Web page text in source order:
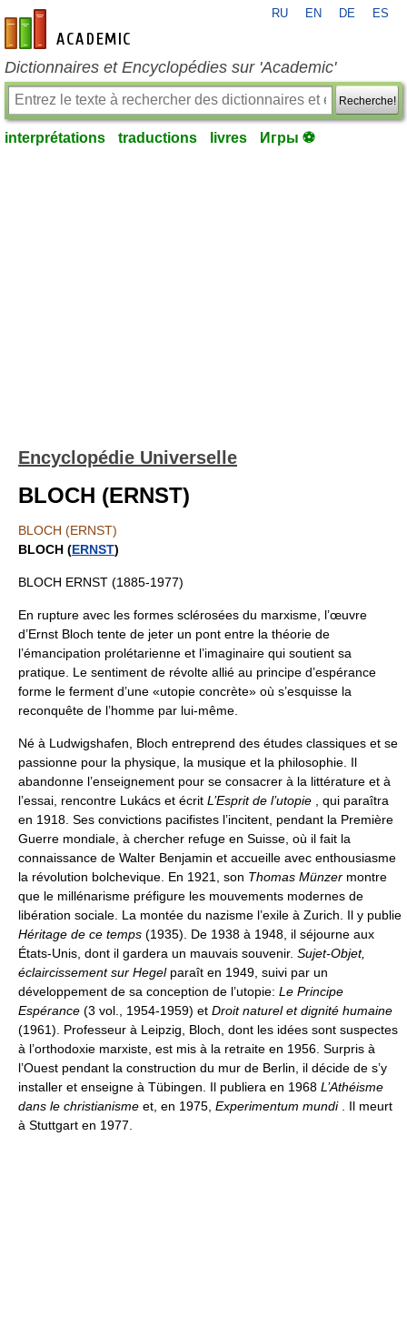
fr-academic.com
RU EN DE ES
Dictionnaires et Encyclopédies sur 'Academic'
Recherche!
interprétations traductions livres Игры ⚽
Encyclopédie Universelle
BLOCH (ERNST)
BLOCH (ERNST)
BLOCH (ERNST)
BLOCH ERNST (1885-1977)
En rupture avec les formes sclérosées du marxisme, l’œuvre
d’Ernst Bloch tente de jeter un pont entre la théorie de
l’émancipation prolétarienne et l’imaginaire qui soutient sa
pratique. Le sentiment de révolte allié au principe d’espérance
forme le ferment d’une «utopie concrète» où s’esquisse la
reconquête de l’homme par lui-même.
Né à Ludwigshafen, Bloch entreprend des études classiques et se
passionne pour la physique, la musique et la philosophie. Il
abandonne l’enseignement pour se consacrer à la littérature et à
l’essai, rencontre Lukács et écrit L’Esprit de l’utopie , qui paraîtra
en 1918. Ses convictions pacifistes l’incitent, pendant la Première
Guerre mondiale, à chercher refuge en Suisse, où il fait la
connaissance de Walter Benjamin et accueille avec enthousiasme
la révolution bolchevique. En 1921, son Thomas Münzer montre
que le millénarisme préfigure les mouvements modernes de
libération sociale. La montée du nazisme l’exile à Zurich. Il y publie
Héritage de ce temps (1935). De 1938 à 1948, il séjourne aux
États-Unis, dont il gardera un mauvais souvenir. Sujet-Objet,
éclaircissement sur Hegelparaît en 1949, suivi par un
développement de sa conception de l’utopie: Le Principe
Espérance (3 vol., 1954-1959) et Droit naturel et dignité humaine
(1961). Professeur à Leipzig, Bloch, dont les idées sont suspectes
à l’orthodoxie marxiste, est mis à la retraite en 1956. Surpris à
l’Ouest pendant la construction du mur de Berlin, il décide de s’y
installer et enseigne à Tübingen. Il publiera en 1968 L’Athéisme
dans le christianisme et, en 1975, Experimentum mundi. Il meurt
à Stuttgart en 1977.